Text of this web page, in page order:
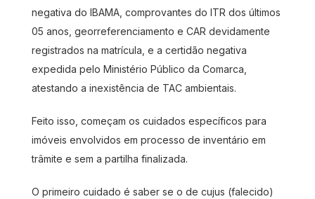
negativa do IBAMA, comprovantes do ITR dos últimos
05 anos, georreferenciamento e CAR devidamente
registrados na matrícula, e a certidão negativa
expedida pelo Ministério Público da Comarca,
atestando a inexistência de TAC ambientais.
Feito isso, começam os cuidados específicos para
imóveis envolvidos em processo de inventário em
trâmite e sem a partilha finalizada.
O primeiro cuidado é saber se o de cujus (falecido)